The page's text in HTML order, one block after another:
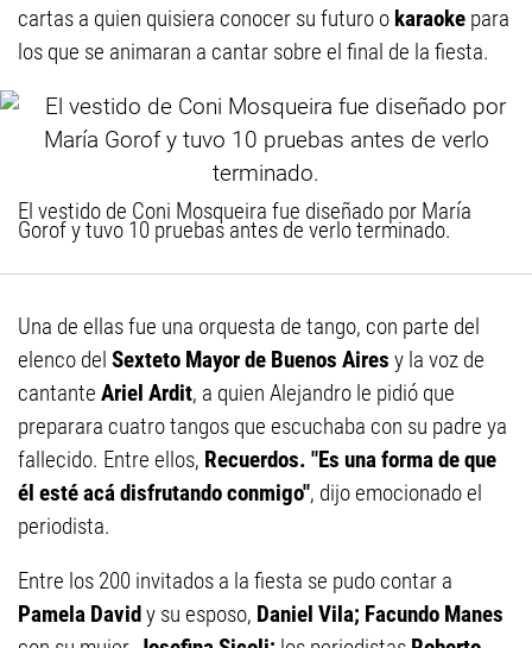
cartas a quien quisiera conocer su futuro o karaoke para
los que se animaran a cantar sobre el final de la fiesta.
El vestido de Coni Mosqueira fue diseñado por María
Gorof y tuvo 10 pruebas antes de verlo terminado.
Una de ellas fue una orquesta de tango, con parte del
elenco del Sexteto Mayor de Buenos Aires y la voz de
cantante Ariel Ardit, a quien Alejandro le pidió que
preparara cuatro tangos que escuchaba con su padre ya
fallecido. Entre ellos, Recuerdos. "Es una forma de que
él esté acá disfrutando conmigo", dijo emocionado el
periodista.
Entre los 200 invitados a la fiesta se pudo contar a
Pamela Davidy su esposo, Daniel Vila; Facundo Manes